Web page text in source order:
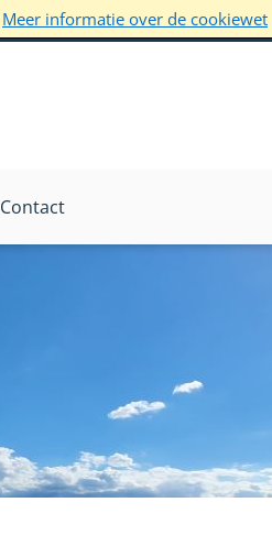
Meer informatie over de cookiewet
Contact